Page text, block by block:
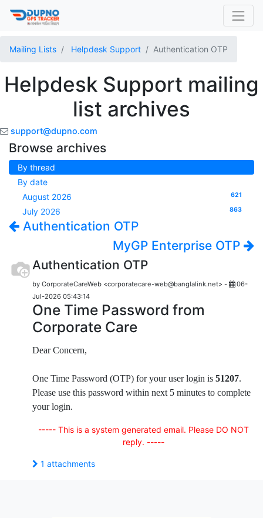
Mailing Lists Helpdesk Support Authentication OTP
Helpdesk Support mailing
list archives
support@dupno.com
Browse archives
By thread
By date
August 2026
621
July 2026 863
Authentication OTP
MyGP Enterprise OTP
Authentication OTP
by CorporateCareWeb <corporatecare-web@banglalink.net> -
06-
Jul-2026 05:43:14
One Time Password from
Corporate Care
Dear Concern,
One Time Password (OTP) for your user login is 51207.
Please use this password within next 5 minutes to complete
your login.
----- This is a system generated email. Please DO NOT
reply. -----
1 attachments